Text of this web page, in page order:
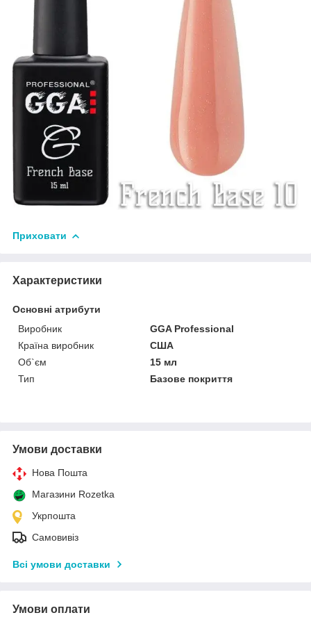
Приховати
Характеристики
Основні атрибути
Виробник
GGA Professional
Країна виробник
США
Об`єм
15 мл
Тип
Базове покриття
Умови доставки
Нова Пошта
Магазини Rozetka
Укрпошта
Самовивіз
Всі умови доставки
Умови оплати